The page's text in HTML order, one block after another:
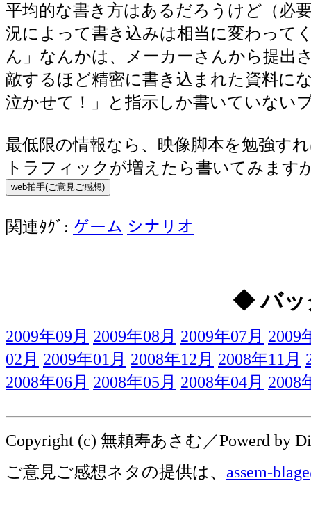
平均的な書き方はあるだろうけど（必
況によって書き込みは相当に変わって
ん」なんかは、メーカーさんから提出
敵するほど精密に書き込まれた資料に
泣かせて！」と指示しか書いていない
最低限の情報なら、映像脚本を勉強す
トラフィックが増えたら書いてみます
関連ﾀｸﾞ: ゲーム シナリオ
◆ バッ
2009年09月 2009年08月 2009年07月 2009
02月 2009年01月 2008年12月 2008年11月
2008年06月 2008年05月 2008年04月 2008
Copyright (c) 無頼寿あさむ／Powerd by
ご意見ご感想ネタの提供は、 assem-